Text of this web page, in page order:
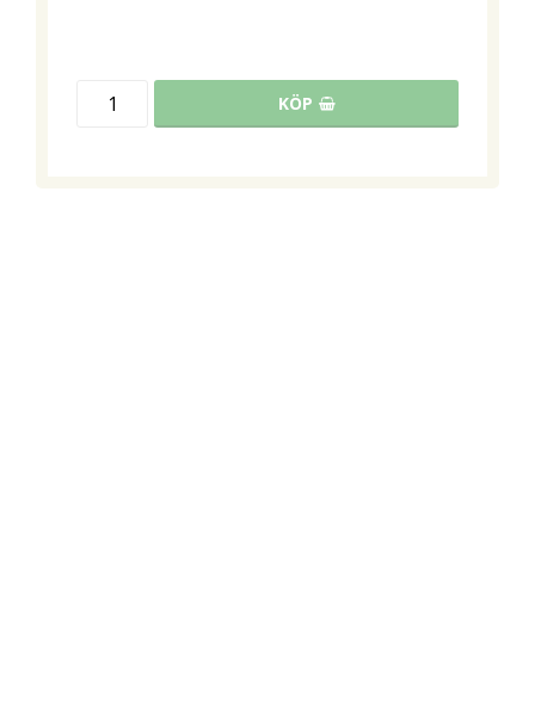
KÖP